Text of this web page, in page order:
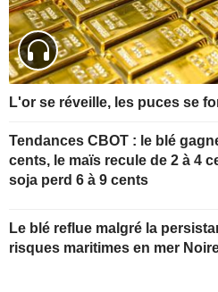
L'or se réveille, les puces se
Tendances CBOT : le blé
cents, le maïs recule de 2 à 4
soja perd 6 à 9 cents
Le blé reflue malgré la
risques maritimes en mer